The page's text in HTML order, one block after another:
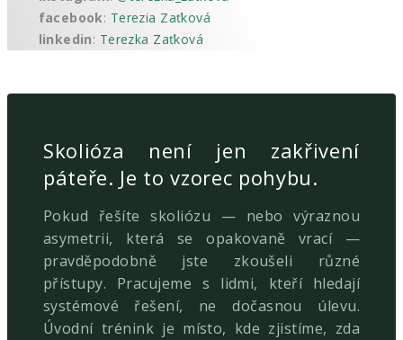
facebook: Terezia Zaťková
linkedin: Terezka Zaťková
Skolióza není jen zakřivení
páteře. Je to vzorec pohybu.
Pokud řešíte skoliózu — nebo výraznou
asymetrii, která se opakovaně vrací —
pravděpodobně jste zkoušeli různé
přístupy. Pracujeme s lidmi, kteří hledají
systémové řešení, ne dočasnou úlevu.
Úvodní trénink je místo, kde zjistíme, zda